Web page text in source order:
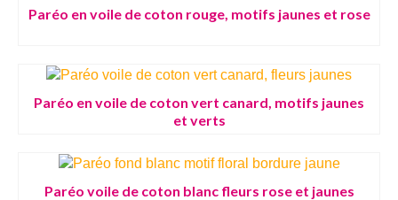
Paréo en voile de coton rouge, motifs jaunes et rose
Paréo en voile de coton vert canard, motifs jaunes
et verts
Paréo voile de coton blanc fleurs rose et jaunes